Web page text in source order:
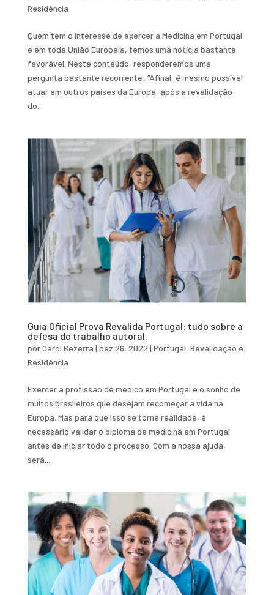
Residência
Quem tem o interesse de exercer a Medicina em Portugal
e em toda União Europeia, temos uma notícia bastante
favorável. Neste conteúdo, responderemos uma
pergunta bastante recorrente: “Afinal, é mesmo possível
atuar em outros países da Europa, após a revalidação
do...
Guia Oficial Prova Revalida Portugal: tudo sobre a
defesa do trabalho autoral.
porCarol Bezerra | dez 26, 2022 | Portugal, Revalidação e
Residência
Exercer a profissão de médico em Portugal é o sonho de
muitos brasileiros que desejam recomeçar a vida na
Europa. Mas para que isso se torne realidade, é
necessário validar o diploma de medicina em Portugal
antes de iniciar todo o processo. Com a nossa ajuda,
será...